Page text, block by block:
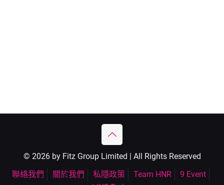
© 2026 by Fitz Group Limited | All Rights Reserved
聯絡我們
關於我們 私隱政策 Team HNR
9 Event